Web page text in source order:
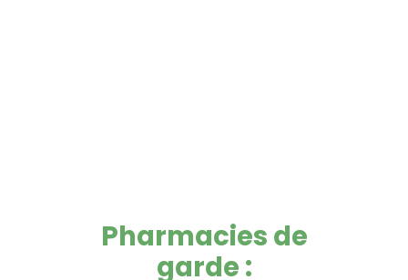
Pharmacies de
garde :